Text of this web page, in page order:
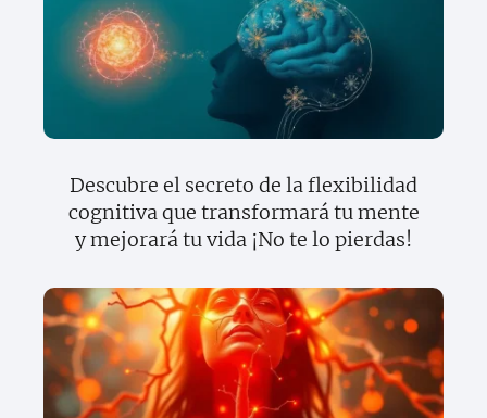
Descubre el secreto de la flexibilidad
cognitiva que transformará tu mente
y mejorará tu vida ¡No te lo pierdas!